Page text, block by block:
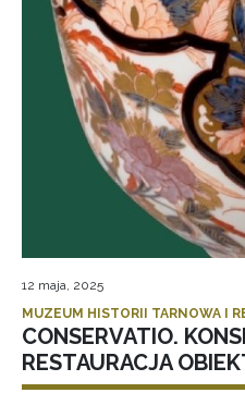
12 maja, 2025
MUZEUM HISTORII TARNOWA I
CONSERVATIO.
RESTAURACJA